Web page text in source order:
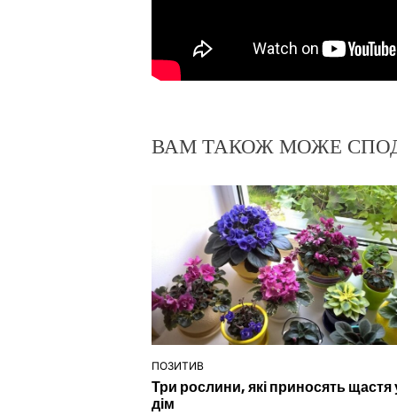
ВАМ ТАКОЖ МОЖЕ
ОПУБЛІКУВАТИ
ПОЗИТИВ
Три рослини, які приносять
дім